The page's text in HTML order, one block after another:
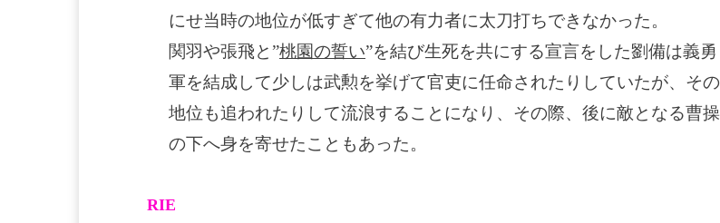
にせ当時の地位が低すぎて他の有力者に太刀打ちできなかった。
関羽や張飛と”桃園の誓い”を結び生死を共にする宣言をした劉備は義勇
軍を結成して少しは武勲を挙げて官吏に任命されたりしていたが、その
地位も追われたりして流浪することになり、その際、後に敵となる曹操
の下へ身を寄せたこともあった。
RIE